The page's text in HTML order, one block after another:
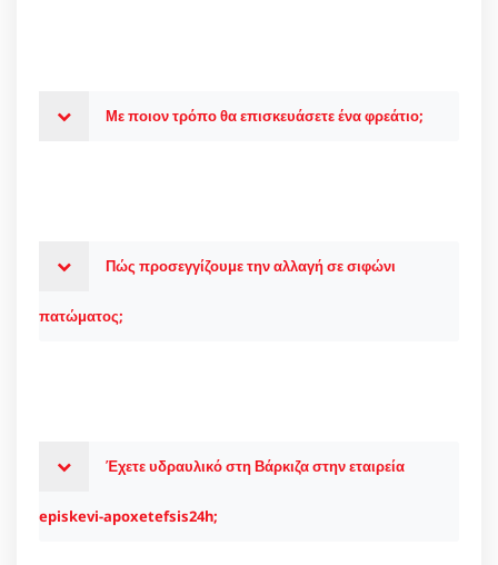
Με ποιον τρόπο θα επισκευάσετε ένα φρεάτιο;
Πώς προσεγγίζουμε την αλλαγή σε σιφώνι
πατώματος;
Έχετε υδραυλικό στη Βάρκιζα στην εταιρεία
episkevi-apoxetefsis24h;